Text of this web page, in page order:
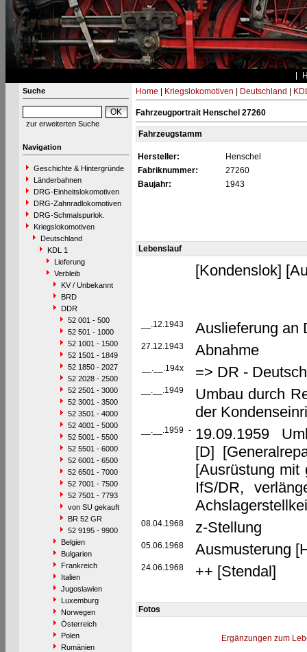
Suche
zur erweiterten Suche
Navigation
Geschichte & Hintergründe
Länderbahnen
DRG-Einheitslokomotiven
DRG-Zahnradlokomotiven
DRG-Schmalspurlok.
Kriegslokomotiven
Deutschland
KDL 1
Lieferung
Verbleib
KV / Unbekannt
BRD
DDR
52 001 - 500
52 501 - 1000
52 1001 - 1500
52 1501 - 1849
52 1850 - 2027
52 2028 - 2500
52 2501 - 3000
52 3001 - 3500
52 3501 - 4000
52 4001 - 5000
52 5001 - 5500
52 5501 - 6000
52 6001 - 6500
52 6501 - 7000
52 7001 - 7500
52 7501 - 7793
von SU gekauft
BR 52 GR
52 9195 - 9900
Belgien
Bulgarien
Frankreich
Italien
Jugoslawien
Luxemburg
Norwegen
Österreich
Polen
Rumänien
Home Kriegslokomotiven Deutschland
Fahrzeugportrait Henschel 27260
Fahrzeugstamm
Hersteller:
Henschel
Fabriknummer:
27260
Baujahr:
1943
Lebenslauf
[Kondenslok]
__.12.1943 Auslieferung an
27.12.1943 Abnahme
__.__.194x => DR -
__.__.1949
Umbau durch
der
__.__.1959 - 19.09.1959
[D]
[Ausrüstung mit
IfS/DR,
08.04.1968 z-Stellung
05.06.1968 Ausmusterung
24.06.1968 ++ [Stendal]
Fotos
Ergänzungen zum